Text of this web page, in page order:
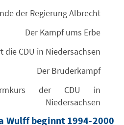
der Regierung Albrecht
Der Kampf ums Erbe
die CDU in Niedersachsen
Der Bruderkampf
der CDU in
Niedersachsen
Wulff beginnt 1994-2000